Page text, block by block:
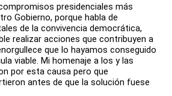
presidenciales más
Gobierno, porque habla de
de la convivencia democrática,
realizar acciones que contribuyen a
que lo hayamos conseguido
viable. Mi homenaje a los y las
por esta causa pero que
antes de que la solución fuese